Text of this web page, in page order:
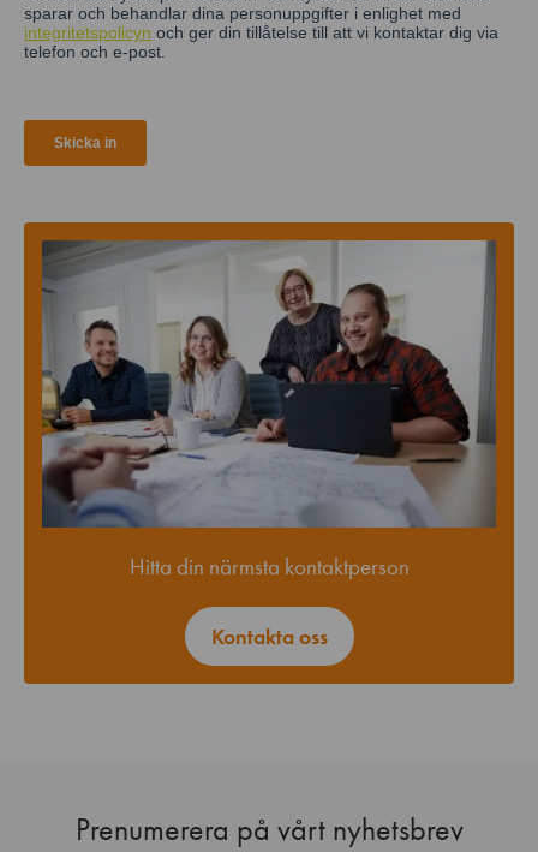
Hitta din närmsta kontaktperson
Kontakta oss
Prenumerera på vårt nyhetsbrev